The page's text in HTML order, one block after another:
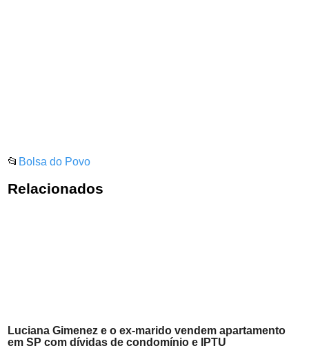
📂 Bolsa do Povo
Relacionados
Luciana Gimenez e o ex-marido vendem apartamento
em SP com dívidas de condomínio e IPTU